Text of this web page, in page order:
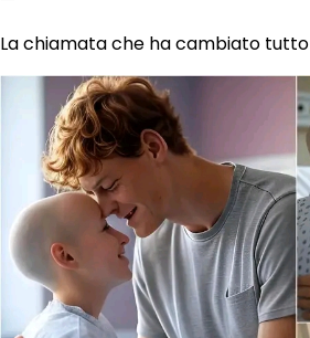
La chiamata che ha cambiato tutto